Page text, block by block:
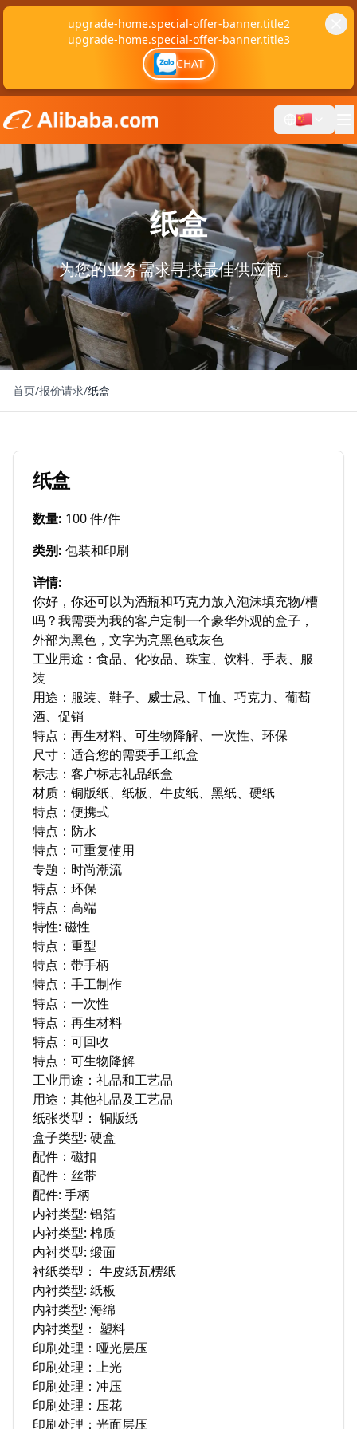
upgrade-home.special-offer-banner.title2
upgrade-home.special-offer-banner.title3
CHAT
纸盒
为您的业务需求寻找最佳供应商。
首页/报价请求/纸盒
纸盒
数量: 100 件/件
类别: 包装和印刷
详情:
你好，你还可以为酒瓶和巧克力放入泡沫填充物/槽
吗？我需要为我的客户定制一个豪华外观的盒子，
外部为黑色，文字为亮黑色或灰色
工业用途：食品、化妆品、珠宝、饮料、手表、服
装
用途：服装、鞋子、威士忌、T 恤、巧克力、葡萄
酒、促销
特点：再生材料、可生物降解、一次性、环保
尺寸：适合您的需要手工纸盒
标志：客户标志礼品纸盒
材质：铜版纸、纸板、牛皮纸、黑纸、硬纸
特点：便携式
特点：防水
特点：可重复使用
专题：时尚潮流
特点：环保
特点：高端
特性: 磁性
特点：重型
特点：带手柄
特点：手工制作
特点：一次性
特点：再生材料
特点：可回收
特点：可生物降解
工业用途：礼品和工艺品
用途：其他礼品及工艺品
纸张类型： 铜版纸
盒子类型: 硬盒
配件：磁扣
配件：丝带
配件: 手柄
内衬类型: 铝箔
内衬类型: 棉质
内衬类型: 缎面
衬纸类型： 牛皮纸瓦楞纸
内衬类型: 纸板
内衬类型: 海绵
内衬类型： 塑料
印刷处理：哑光层压
印刷处理：上光
印刷处理：冲压
印刷处理：压花
印刷处理：光面层压